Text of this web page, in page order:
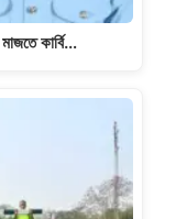
কাৰ্বি…